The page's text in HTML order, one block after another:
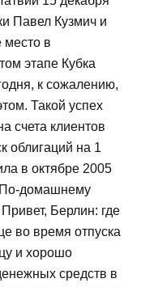
Павел Кузмич и
место в
этапе Кубка
к сожалению,
Такой успех
счета клиентов
облигаций на 1
в октябре 2005
По-домашнему
Берлин: где
во время отпуска
и хорошо
средств в